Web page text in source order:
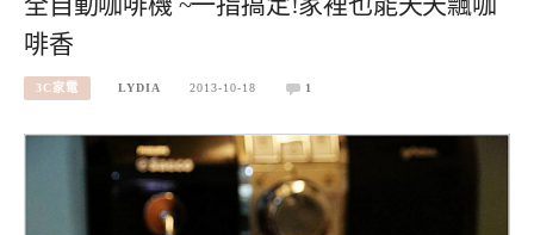
啡香
3C家電 LYDIA 2013-10-18 1